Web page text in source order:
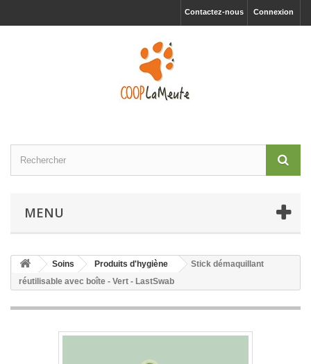
Connexion
Contactez-nous
MENU
Soins Produits d'hygiène
Stick démaquillant
réutilisable avec boîte - Vert - LastSwab